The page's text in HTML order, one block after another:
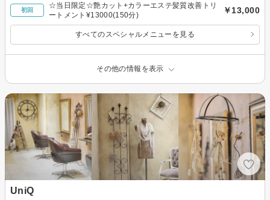
初回
☆当日限定☆艶カット+カラーエステ髪質改善トリ
ートメント¥13000(150分)
￥13,000
すべてのスペシャルメニューを見る
その他の情報を表示
UniQ